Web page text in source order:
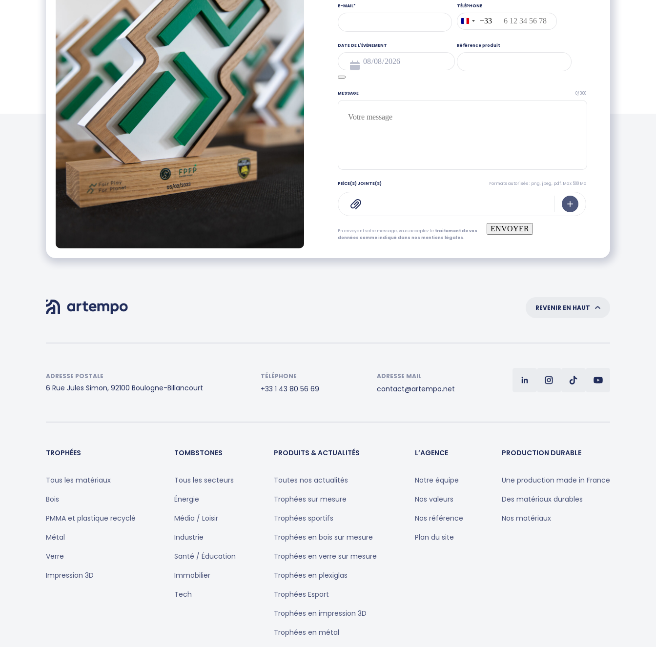
E-MAIL* TÉLÉPHONE
France
+33
+33
DATE DE L'ÉVÉNEMENT Référence produit
MESSAGE 0/300
PIÈCE(S) JOINTE(S) Formats autorisés : png, jpeg, pdf. Max 500 Mo
En envoyant votre message, vous acceptez le traitement de vos
données comme indiqué dans nos mentions légales.
ENVOYER
REVENIR EN HAUT
ADRESSE POSTALE
6 Rue Jules Simon, 92100 Boulogne-Billancourt
TÉLÉPHONE
+33 1 43 80 56 69
ADRESSE MAIL
contact@artempo.net
TROPHÉES
Tous les matériaux
Bois
PMMA et plastique recyclé
Métal
Verre
Impression 3D
TOMBSTONES
Tous les secteurs
Énergie
Média / Loisir
Industrie
Santé / Éducation
Immobilier
Tech
PRODUITS & ACTUALITÉS
Toutes nos actualités
Trophées sur mesure
Trophées sportifs
Trophées en bois sur mesure
Trophées en verre sur mesure
Trophées en plexiglas
Trophées Esport
Trophées en impression 3D
Trophées en métal
L’AGENCE
Notre équipe
Nos valeurs
Nos référence
Plan du site
PRODUCTION DURABLE
Une production made in France
Des matériaux durables
Nos matériaux